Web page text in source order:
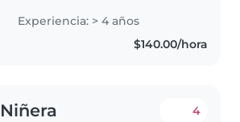
Experiencia: > 4 años
$140.00/hora
Niñera 4